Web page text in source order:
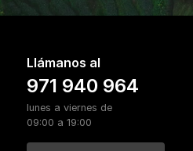
Llámanos al
971 940 964
lunes a viernes de
09:00 a 19:00